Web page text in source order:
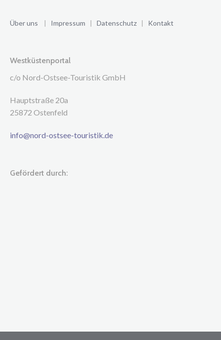
Über uns | Impressum | Datenschutz | Kontakt
Westküstenportal
c/o Nord-Ostsee-Touristik GmbH
Hauptstraße 20a
25872 Ostenfeld
info@nord-ostsee-touristik.de
Gefördert durch: